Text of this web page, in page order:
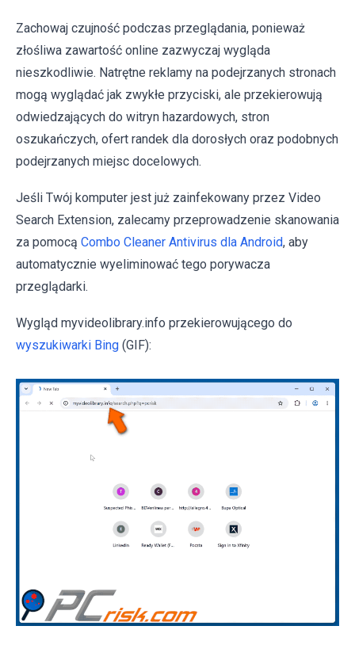
Zachowaj czujność podczas przeglądania, ponieważ
złośliwa zawartość online zazwyczaj wygląda
nieszkodliwie. Natrętne reklamy na podejrzanych stronach
mogą wyglądać jak zwykłe przyciski, ale przekierowują
odwiedzających do witryn hazardowych, stron
oszukańczych, ofert randek dla dorosłych oraz podobnych
podejrzanych miejsc docelowych.
Jeśli Twój komputer jest już zainfekowany przez Video
Search Extension, zalecamy przeprowadzenie skanowania
za pomocą Combo Cleaner Antivirus dla Android, aby
automatycznie wyeliminować tego porywacza
przeglądarki.
Wygląd myvideolibrary.info przekierowującego do
wyszukiwarki Bing (GIF):